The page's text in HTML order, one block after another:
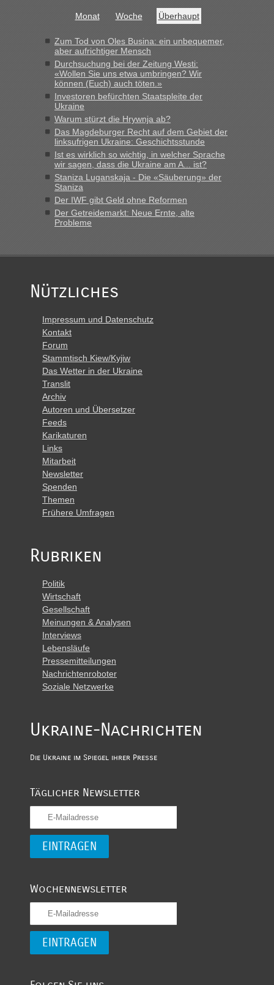
Monat Woche Überhaupt
Zum Tod von Oles Busina: ein unbequemer,
aber aufrichtiger Mensch
Durchsuchung bei der Zeitung Westi:
«Wollen Sie uns etwa umbringen? Wir
können (Euch) auch töten.»
Investoren befürchten Staatspleite der
Ukraine
Warum stürzt die Hrywnja ab?
Das Magdeburger Recht auf dem Gebiet der
linksufrigen Ukraine: Geschichtsstunde
Ist es wirklich so wichtig, in welcher Sprache
wir sagen, dass die Ukraine am A... ist?
Staniza Luganskaja - Die «Säuberung» der
Staniza
Der IWF gibt Geld ohne Reformen
Der Getreidemarkt: Neue Ernte, alte
Probleme
Nützliches
Impressum und Datenschutz
Kontakt
Forum
Stammtisch Kiew/Kyjiw
Das Wetter in der Ukraine
Translit
Archiv
Autoren und Übersetzer
Feeds
Karikaturen
Links
Mitarbeit
Newsletter
Spenden
Themen
Frühere Umfragen
Rubriken
Politik
Wirtschaft
Gesellschaft
Meinungen & Analysen
Interviews
Lebensläufe
Pressemitteilungen
Nachrichtenroboter
Soziale Netzwerke
Ukraine-Nachrichten
Die Ukraine im Spiegel ihrer Presse
Täglicher Newsletter
Wochennewsletter